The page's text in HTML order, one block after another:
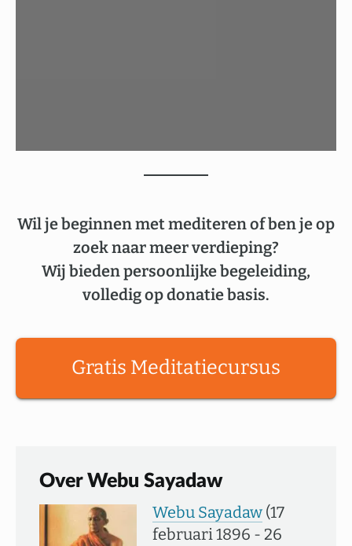
Wil je beginnen met mediteren of ben je op
zoek naar meer verdieping?
Wij bieden persoonlijke begeleiding,
volledig op donatie basis.
Gratis Meditatiecursus
Over Webu Sayadaw
Webu Sayadaw (17
februari 1896 - 26